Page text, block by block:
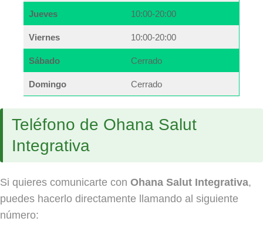
Jueves 10:00-20:00
Viernes 10:00-20:00
Sábado Cerrado
Domingo Cerrado
Teléfono de Ohana Salut
Integrativa
Si quieres comunicarte con Ohana Salut Integrativa,
puedes hacerlo directamente llamando al siguiente
número: